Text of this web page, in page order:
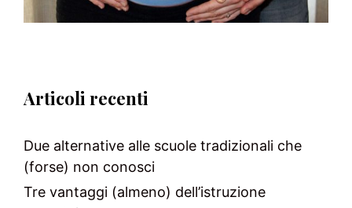
Articoli recenti
Due alternative alle scuole tradizionali che
(forse) non conosci
Tre vantaggi (almeno) dell’istruzione